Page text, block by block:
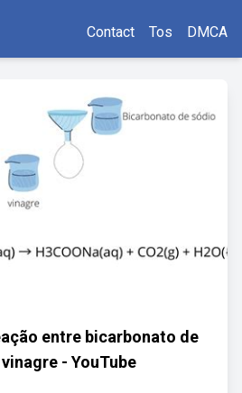
Contact Tos DMCA
entre bicarbonato de
- YouTube